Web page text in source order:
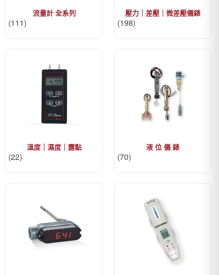
流量計 全系列
(111)
壓力｜差壓｜微差壓儀錶
(198)
溫度｜濕度｜露點
(22)
液 位 儀 錶
(70)